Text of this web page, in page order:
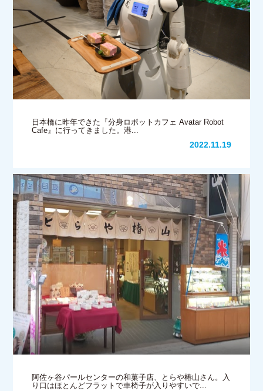
日本橋に昨年できた『分身ロボットカフェ Avatar Robot
Cafe』に行ってきました。港...
2022.11.19
阿佐ヶ谷パールセンターの和菓子店、とらや椿山さん。入
り口はほとんどフラットで車椅子が入りやすいで...